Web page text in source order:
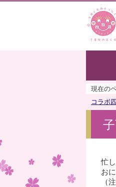
現在の
コラボ
忙
お
（